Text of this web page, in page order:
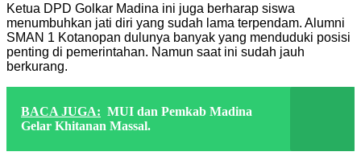
Ketua DPD Golkar Madina ini juga berharap siswa
menumbuhkan jati diri yang sudah lama terpendam. Alumni
SMAN 1 Kotanopan dulunya banyak yang menduduki posisi
penting di pemerintahan. Namun saat ini sudah jauh
berkurang.
BACA JUGA: MUI dan Pemkab Madina
Gelar Khitanan Massal.